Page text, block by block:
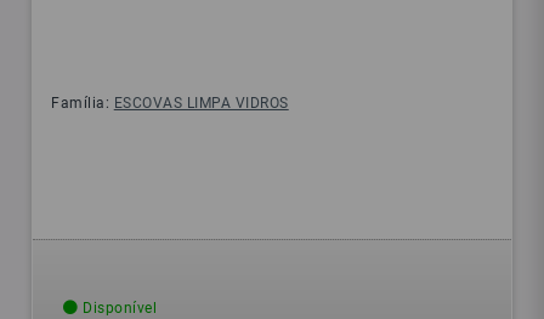
Família: ESCOVAS LIMPA VIDROS
Disponível